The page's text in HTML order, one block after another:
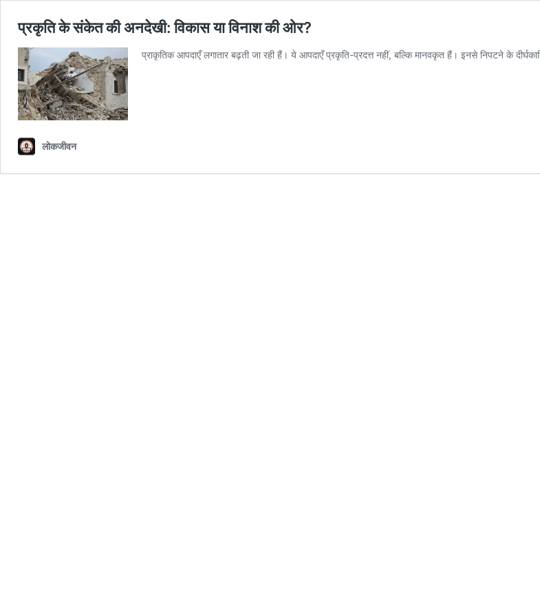
प्रकृति के संकेत की अनदेखी: विकास या विनाश की ओर?
प्राकृतिक आपदाएँ लगातार बढ़ती जा रही हैं। ये आपदाएँ प्रकृति-प्रदत्त नहीं, बल्कि मानवकृत हैं। इनसे निपटने के
लोकजीवन